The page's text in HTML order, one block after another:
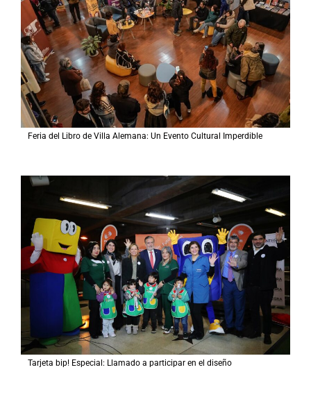
Feria del Libro de Villa Alemana: Un Evento Cultural Imperdible
Tarjeta bip! Especial: Llamado a participar en el diseño